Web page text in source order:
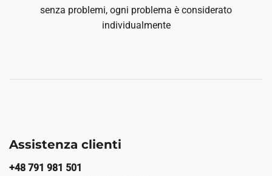
senza problemi, ogni problema è considerato
individualmente
Assistenza clienti
+48 791 981 501